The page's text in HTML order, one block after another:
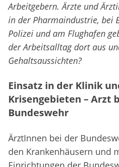
Arbeitgebern. Ärzte und
in der Pharmaindustrie, bei
Polizei und am Flughafen
der Arbeitsalltag dort aus
Gehaltsaussichten?
Einsatz in der Klinik
Krisengebieten – Arzt
Bundeswehr
ÄrztInnen bei der
den Krankenhäusern und